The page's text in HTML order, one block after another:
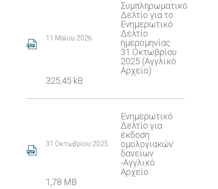
11 Μαΐου 2026
Συμπληρωματικό
Δελτίο για το
Ενημερωτικό
Δελτίο
ημερομηνίας
31 Οκτωβρίου
2025 (Αγγλικό
Αρχείο)
325,45 kB
31 Οκτωβρίου 2025
Ενημερωτικό
Δελτίο για
έκδοση
ομολογιακών
δανείων
-Αγγλικό
Αρχείο
1,78 MB